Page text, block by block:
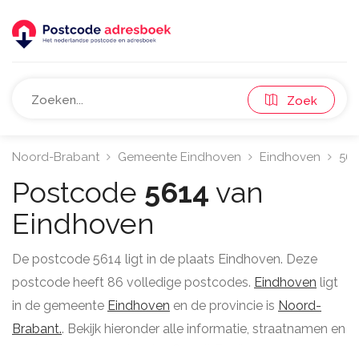
Zoek
Noord-Brabant Gemeente Eindhoven Eindhoven
Postcode 5614 van
Eindhoven
De postcode 5614 ligt in de plaats Eindhoven. Deze
postcode heeft 86 volledige postcodes. Eindhoven ligt
in de gemeente Eindhoven en de provincie is Noord-
Brabant.. Bekijk hieronder alle informatie, straatnamen en